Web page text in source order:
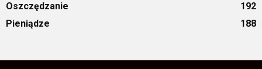
Oszczędzanie
192
Pieniądze
188